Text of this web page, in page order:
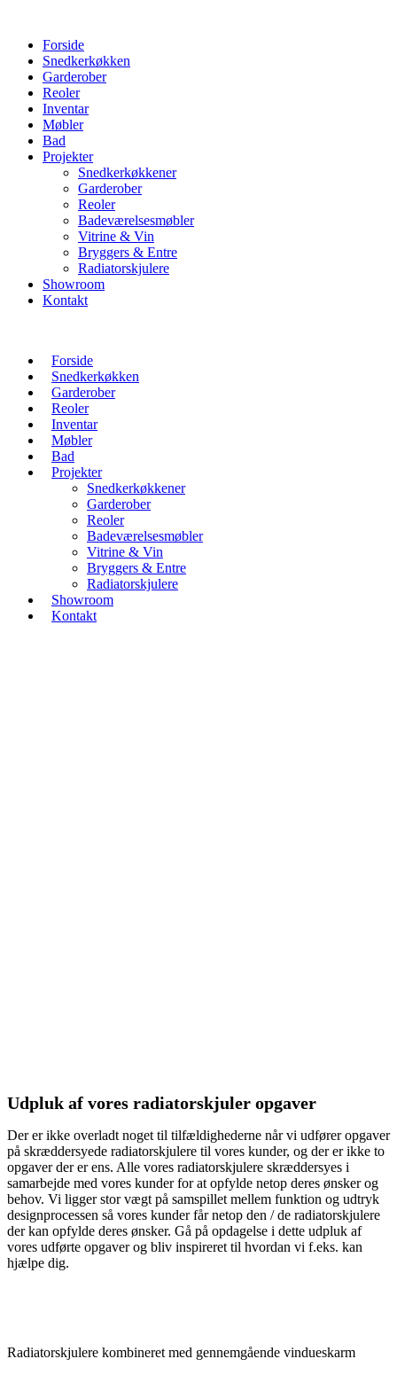
Forside
Snedkerkøkken
Garderober
Reoler
Inventar
Møbler
Bad
Projekter
Snedkerkøkkener
Garderober
Reoler
Badeværelsesmøbler
Vitrine & Vin
Bryggers & Entre
Radiatorskjulere
Showroom
Kontakt
Forside
Snedkerkøkken
Garderober
Reoler
Inventar
Møbler
Bad
Projekter
Snedkerkøkkener
Garderober
Reoler
Badeværelsesmøbler
Vitrine & Vin
Bryggers & Entre
Radiatorskjulere
Showroom
Kontakt
Udpluk af vores radiatorskjuler opgaver
Der er ikke overladt noget til tilfældighederne når vi udfører opgaver
på skræddersyede radiatorskjulere til vores kunder, og der er ikke to
opgaver der er ens. Alle vores radiatorskjulere skræddersyes i
samarbejde med vores kunder for at opfylde netop deres ønsker og
behov. Vi ligger stor vægt på samspillet mellem funktion og udtryk
designprocessen så vores kunder får netop den / de radiatorskjulere
der kan opfylde deres ønsker. Gå på opdagelse i dette udpluk af
vores udførte opgaver og bliv inspireret til hvordan vi f.eks. kan
hjælpe dig.
Radiatorskjulere kombineret med gennemgående vindueskarm